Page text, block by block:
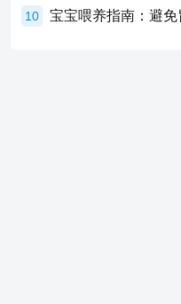
10 宝宝喂养指南：避